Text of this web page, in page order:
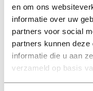
en om ons
informatie over uw
partners voor social
partners kunnen
informatie die u aan
verzameld op basis